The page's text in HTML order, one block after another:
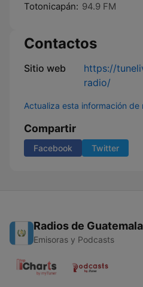
Totonicapán: 94.9 FM
Contactos
Sitio web
https://
radio/
Actualiza esta información de
Compartir
Facebook Twitter
Radios de Guatemala
Emisoras y Podcasts